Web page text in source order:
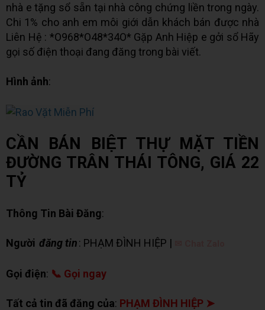
nhà e tặng sổ sẵn tại nhà công chứng liền trong ngày.
Chi 1% cho anh em môi giới dẫn khách bán được nhà
Liên Hệ : *O968*O48*34O* Gặp Anh Hiệp e gởi sổ Hãy
gọi số điện thoại đang đăng trong bài viết.
Hình ảnh:
CẦN BÁN BIỆT THỰ MẶT TIỀN
ĐƯỜNG TRÂN THÁI TÔNG, GIÁ 22
TỶ
Thông Tin Bài Đăng:
Người đăng tin: PHẠM ĐÌNH HIỆP |
Gọi điện: 📞 Gọi ngay
Tất cả tin đã đăng của: PHẠM ĐÌNH HIỆP ➤